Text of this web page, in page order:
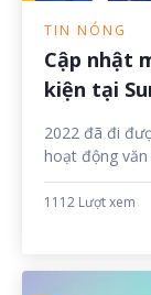
TIN NÓNG
Cập nhật
kiện tại
2022 đã đi
hoạt động
Không dừng
những tin tức
1112 Lượt xem